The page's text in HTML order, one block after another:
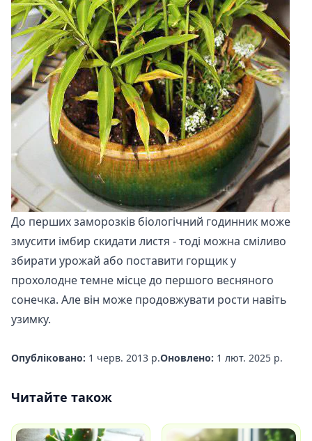
До перших заморозків біологічний годинник може
змусити імбир скидати листя - тоді можна сміливо
збирати урожай або поставити горщик у
прохолодне темне місце до першого весняного
сонечка. Але він може продовжувати рости навіть
узимку.
Опубліковано: 1 черв. 2013 р.Оновлено: 1 лют. 2025 р.
Читайте також